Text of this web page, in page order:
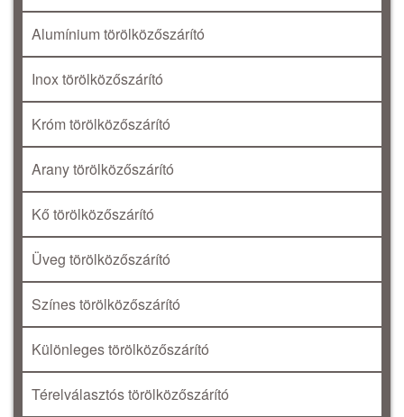
Alumínium törölközőszárító
Inox törölközőszárító
Króm törölközőszárító
Arany törölközőszárító
Kő törölközőszárító
Üveg törölközőszárító
Színes törölközőszárító
Különleges törölközőszárító
Térelválasztós törölközőszárító